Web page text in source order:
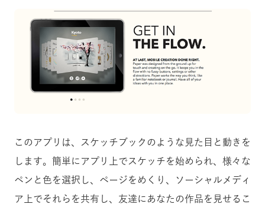
このアプリは、スケッチブックのような見た目と動きを
します。簡単にアプリ上でスケッチを始められ、様々な
ペンと色を選択し、ページをめくり、ソーシャルメディ
ア上でそれらを共有し、友達にあなたの作品を見せるこ